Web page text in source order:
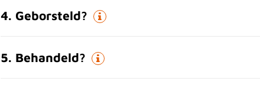
4. Geborsteld?
5. Behandeld?